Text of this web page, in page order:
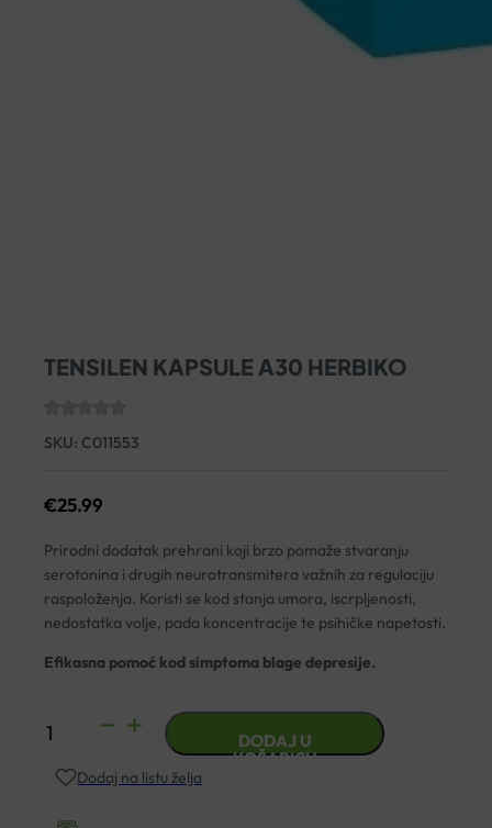
TENSILEN KAPSULE A30 HERBIKO
SKU: C011553
€25.99
Prirodni dodatak prehrani koji brzo pomaže stvaranju
serotonina i drugih neurotransmitera važnih za regulaciju
raspoloženja. Koristi se kod stanja umora, iscrpljenosti,
nedostatka volje, pada koncentracije te psihičke napetosti.
Efikasna pomoć kod simptoma blage depresije.
TENSILEN
A30
DODAJ U
KOŠARICU
Dodaj na listu želja